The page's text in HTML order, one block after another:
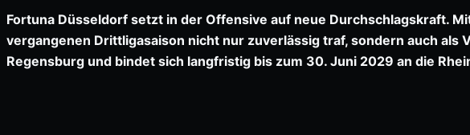
Fortuna Düsseldorf setzt in der Offensive auf neue Durchschlagskraft.
vergangenen Drittligasaison nicht nur zuverlässig traf, sondern auch
Regensburg und bindet sich langfristig bis zum 30. Juni 2029 an die